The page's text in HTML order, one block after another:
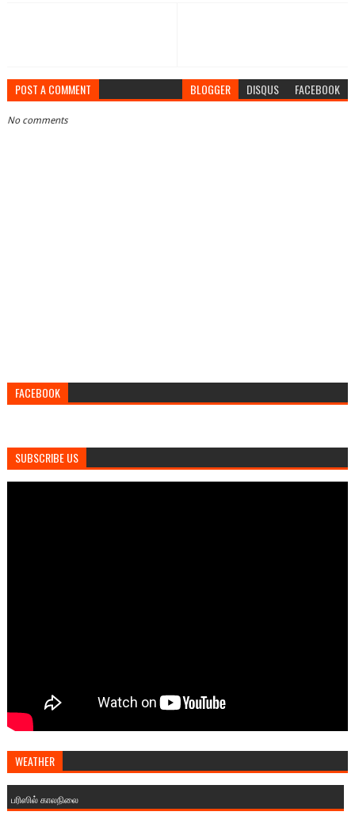
POST A COMMENT BLOGGER DISQUS FACEBOOK
No comments
FACEBOOK
SUBSCRIBE US
WEATHER
பரிஸில் காலநிலை